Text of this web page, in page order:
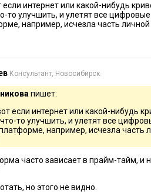
время
Соцпакет:
и
если интернет или какой-нибудь
то улучшить, и улетят все
например, исчезла часть
Консультант, Новосибирск
пишет:
если интернет или какой-нибудь
то улучшить, и улетят все
например, исчезла часть
часто зависает в прайм-тайм, и
но этого не видно.